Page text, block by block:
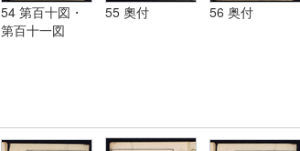
54 第百十図・
第百十一図
55 奧付 56 奥付